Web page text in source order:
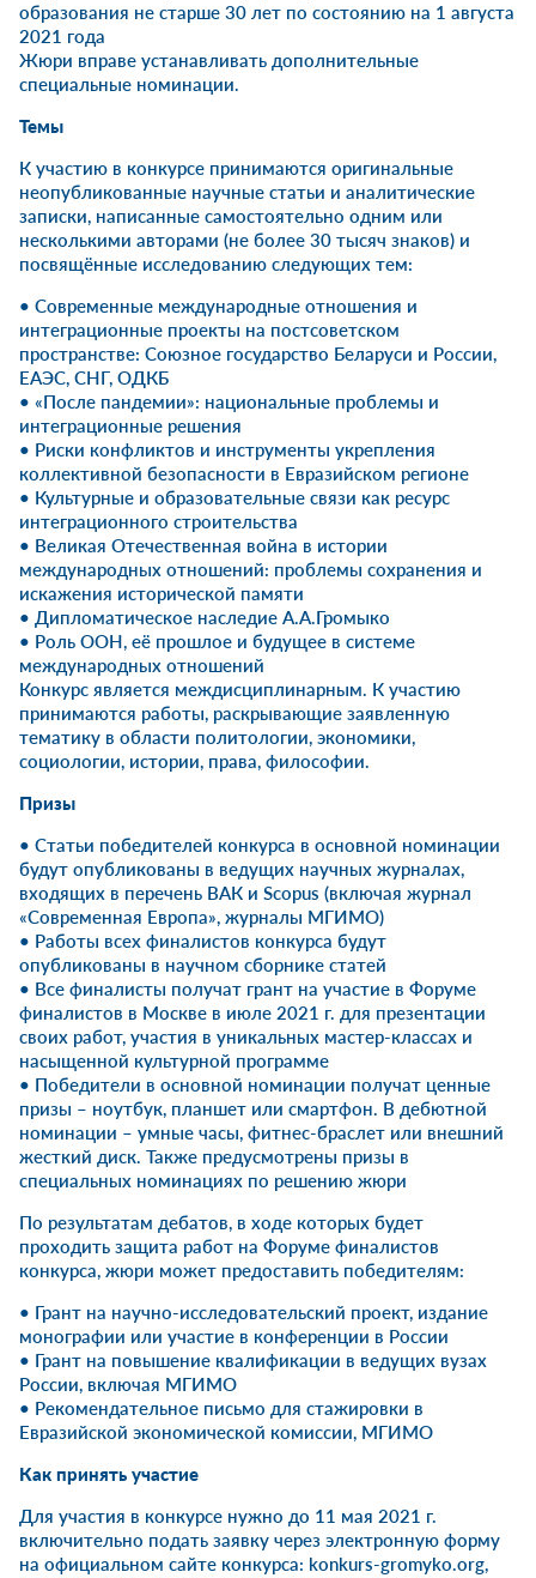
образования не старше 30 лет по состоянию на 1 августа
2021 года
Жюри вправе устанавливать дополнительные
специальные номинации.
Темы
К участию в конкурсе принимаются оригинальные
неопубликованные научные статьи и аналитические
записки, написанные самостоятельно одним или
несколькими авторами (не более 30 тысяч знаков) и
посвящённые исследованию следующих тем:
• Современные международные отношения и
интеграционные проекты на постсоветском
пространстве: Союзное государство Беларуси и России,
ЕАЭС, СНГ, ОДКБ
• «После пандемии»: национальные проблемы и
интеграционные решения
• Риски конфликтов и инструменты укрепления
коллективной безопасности в Евразийском регионе
• Культурные и образовательные связи как ресурс
интеграционного строительства
• Великая Отечественная война в истории
международных отношений: проблемы сохранения и
искажения исторической памяти
• Дипломатическое наследие А.А.Громыко
• Роль ООН, её прошлое и будущее в системе
международных отношений
Конкурс является междисциплинарным. К участию
принимаются работы, раскрывающие заявленную
тематику в области политологии, экономики,
социологии, истории, права, философии.
Призы
• Статьи победителей конкурса в основной номинации
будут опубликованы в ведущих научных журналах,
входящих в перечень ВАК и Scopus (включая журнал
«Современная Европа», журналы МГИМО)
• Работы всех финалистов конкурса будут
опубликованы в научном сборнике статей
• Все финалисты получат грант на участие в Форуме
финалистов в Москве в июле 2021 г. для презентации
своих работ, участия в уникальных мастер-классах и
насыщенной культурной программе
• Победители в основной номинации получат ценные
призы – ноутбук, планшет или смартфон. В дебютной
номинации – умные часы, фитнес-браслет или внешний
жесткий диск. Также предусмотрены призы в
специальных номинациях по решению жюри
По результатам дебатов, в ходе которых будет
проходить защита работ на Форуме финалистов
конкурса, жюри может предоставить победителям:
• Грант на научно-исследовательский проект, издание
монографии или участие в конференции в России
• Грант на повышение квалификации в ведущих вузах
России, включая МГИМО
• Рекомендательное письмо для стажировки в
Евразийской экономической комиссии, МГИМО
Как принять участие
Для участия в конкурсе нужно до 11 мая 2021 г.
включительно подать заявку через электронную форму
на официальном сайте конкурса: konkurs-gromyko.org,